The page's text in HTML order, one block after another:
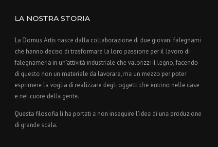
LA NOSTRA STORIA
La Domus Artis nasce dalla collaborazione di due giovani falegnami
che hanno deciso di trasformare la loro passione per il lavoro di
falegnameria in un’attività industriale che valorizzi il legno, facendo
di questo non un materiale da lavorare, ma un mezzo per poter
esprimere la voglia di realizzare degli oggetti che entrino nelle case
e nel cuore della gente.
Questa filosofia li ha portati a non inseguire l’idea di una produzione
di grande scala.